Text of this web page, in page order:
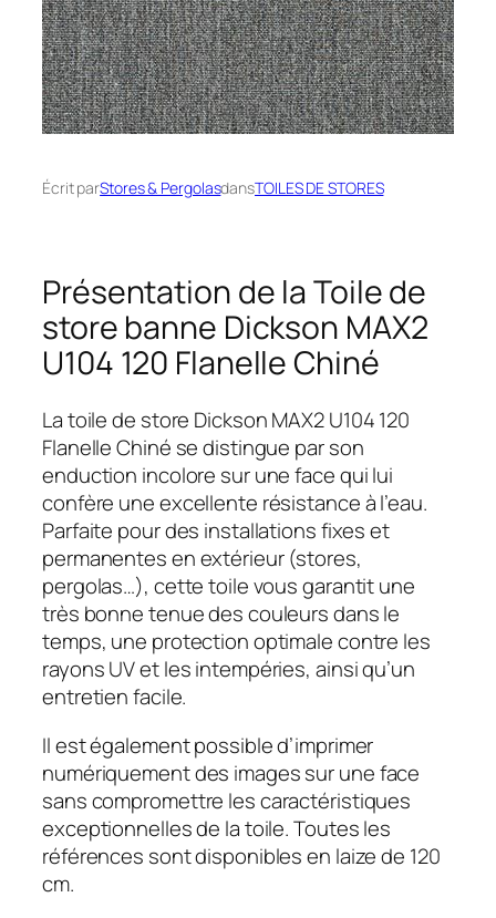
Écrit parStores & PergolasdansTOILES DE STORES
Présentation de la Toile de
store banne Dickson MAX2
U104 120 Flanelle Chiné
La toile de store Dickson MAX2 U104 120
Flanelle Chiné se distingue par son
enduction incolore sur une face qui lui
confère une excellente résistance à l’eau.
Parfaite pour des installations fixes et
permanentes en extérieur (stores,
pergolas…), cette toile vous garantit une
très bonne tenue des couleurs dans le
temps, une protection optimale contre les
rayons UV et les intempéries, ainsi qu’un
entretien facile.
Il est également possible d’imprimer
numériquement des images sur une face
sans compromettre les caractéristiques
exceptionnelles de la toile. Toutes les
références sont disponibles en laize de 120
cm.